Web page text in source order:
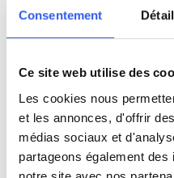
Consentement
Ce site web utilise des
Les cookies nous
et les annonces, d'offrir
médias sociaux et
partageons également
Études supérieures
Adultes (Supérieur &